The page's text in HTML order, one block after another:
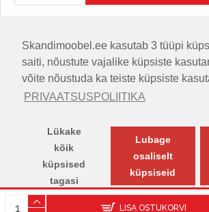
Skandimoobel.ee kasutab 3 tüüpi
saiti, nõustute vajalike küpsiste
võite nõustuda ka teiste küpsiste
PRIVAATSUSPOLIITIKA
Lükake
kõik
küpsised
tagasi
Lubage
osaliselt
küpsiseid
LISA OSTUKORVI
JÄLGIGE MEID
© SKANDIMÖÖBEL.EE | Skandinaavia